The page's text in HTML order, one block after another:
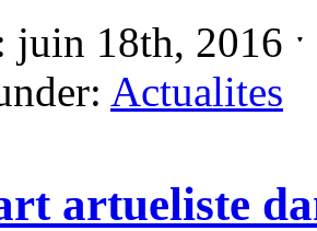
juin 18th, 2016
Actualites
artueliste